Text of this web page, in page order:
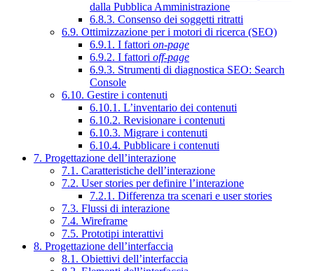
dalla Pubblica Amministrazione
6.8.3. Consenso dei soggetti ritratti
6.9. Ottimizzazione per i motori di ricerca (SEO)
6.9.1. I fattori on-page
6.9.2. I fattori off-page
6.9.3. Strumenti di diagnostica SEO: Search
Console
6.10. Gestire i contenuti
6.10.1. L’inventario dei contenuti
6.10.2. Revisionare i contenuti
6.10.3. Migrare i contenuti
6.10.4. Pubblicare i contenuti
7. Progettazione dell’interazione
7.1. Caratteristiche dell’interazione
7.2. User stories per definire l’interazione
7.2.1. Differenza tra scenari e user stories
7.3. Flussi di interazione
7.4. Wireframe
7.5. Prototipi interattivi
8. Progettazione dell’interfaccia
8.1. Obiettivi dell’interfaccia